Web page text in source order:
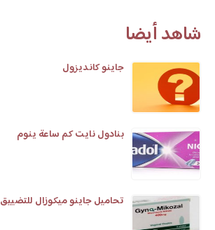
شاهد أيضا
جاينو كانديزول
بنادول نايت كم ساعة ينوم
تحاميل جاينو ميكوزال للتضييق